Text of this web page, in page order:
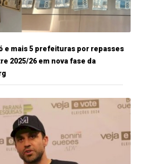
e mais 5 prefeituras por repasses
2025/26 em nova fase da